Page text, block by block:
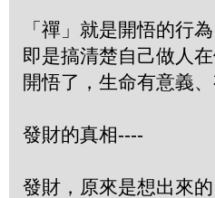
「禪」就是開悟的行為
即是搞清楚自己做人
開悟了，生命有意義
發財的真相----
發財，原來是想出來的